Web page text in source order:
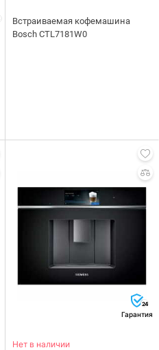
Встраиваемая кофемашина
Bosch CTL7181W0
24
Гарантия
Нет в наличии